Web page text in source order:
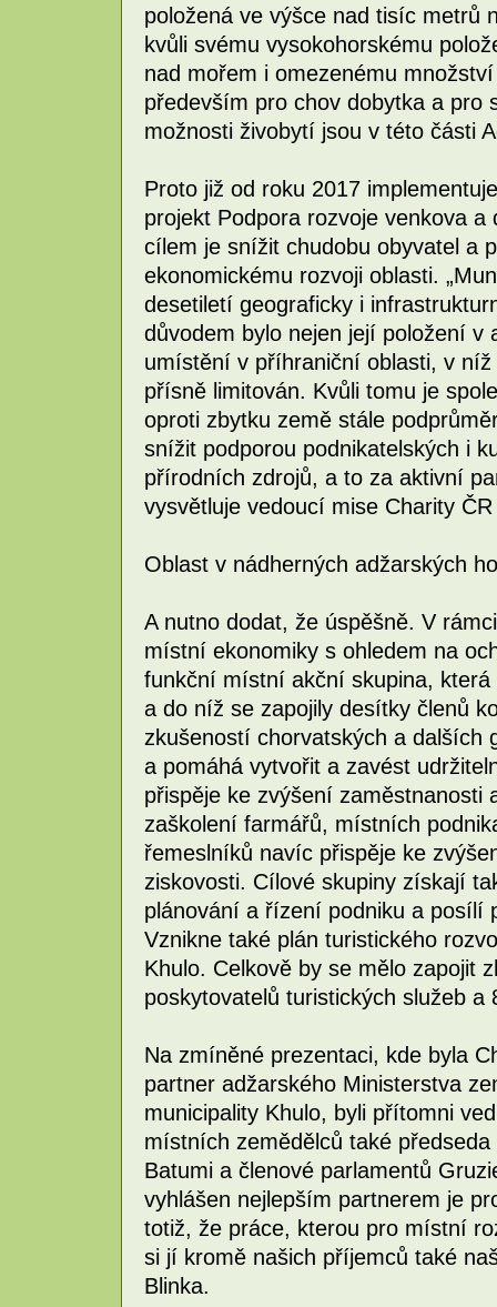
položená ve výšce nad tisíc metrů
kvůli svému vysokohorskému
nad mořem i omezenému
především pro chov dobytka a pro
možnosti živobytí jsou v této části
Proto již od roku 2017
projekt Podpora rozvoje venkova
cílem je snížit chudobu obyvatel a
ekonomickému rozvoji oblasti.
desetiletí geograficky i
důvodem bylo nejen její položení v
umístění v příhraniční oblasti, v
přísně limitován. Kvůli tomu je
oproti zbytku země stále
snížit podporou podnikatelských i
přírodních zdrojů, a to za aktivní
vysvětluje vedoucí mise Charity
Oblast v nádherných adžarských
A nutno dodat, že úspěšně. V
místní ekonomiky s ohledem na
funkční místní akční skupina,
a do níž se zapojily desítky členů
zkušeností chorvatských a
a pomáhá vytvořit a zavést
přispěje ke zvýšení
zaškolení farmářů, místních
řemeslníků navíc přispěje ke
ziskovosti. Cílové skupiny získají
plánování a řízení podniku a posílí
Vznikne také plán turistického
Khulo. Celkově by se mělo zapojit
poskytovatelů turistických služeb a
Na zmíněné prezentaci, kde byla
partner adžarského Ministerstva
municipality Khulo, byli přítomni
místních zemědělců také
Batumi a členové parlamentů
vyhlášen nejlepším partnerem je
totiž, že práce, kterou pro místní
si jí kromě našich příjemců také
Blinka.